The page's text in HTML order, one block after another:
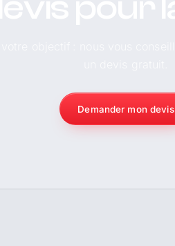
Demander mon devis